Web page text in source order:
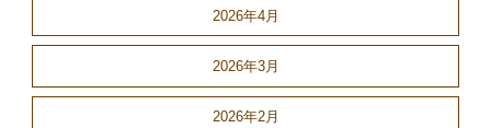
2026年4月
2026年3月
2026年2月